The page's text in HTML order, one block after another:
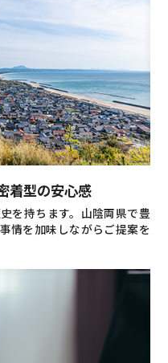
着型の安心感
を持ちます。山陰両県で豊
情を加味しながらご提案を